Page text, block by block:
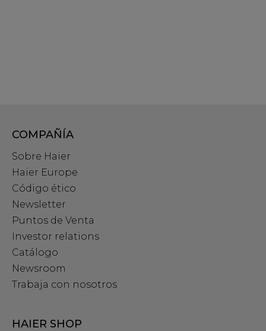
COMPAÑÍA
Sobre Haier
Haier Europe
Código ético
Newsletter
Puntos de Venta
Investor relations
Catálogo
Newsroom
Trabaja con nosotros
HAIER SHOP